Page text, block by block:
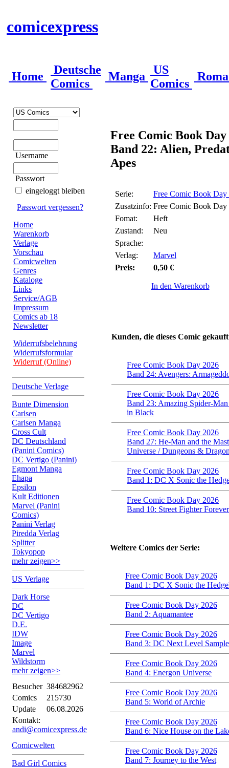
comicexpress
Home
Deutsche
Comics
Manga
US
Comics
Username
Passwort
eingeloggt bleiben
Passwort vergessen?
Home
Warenkorb
Verlage
Vorschau
Comicwelten
Genres
Kataloge
Links
Service/AGB
Impressum
Comics ab 18
Newsletter
Widerrufsbelehrung
Widerrufsformular
Widerruf (Online)
Deutsche Verlage
Bunte Dimension
Carlsen
Carlsen Manga
Cross Cult
DC Deutschland
(Panini Comics)
DC Vertigo (Panini)
Egmont Manga
Ehapa
Epsilon
Kult Editionen
Marvel (Panini
Comics)
Panini Verlag
Piredda Verlag
Splitter
Tokyopop
mehr zeigen>>
US Verlage
Dark Horse
DC
DC Vertigo
D.E.
IDW
Image
Marvel
Wildstorm
mehr zeigen>>
Besucher 384682962
Comics
215730
Update
06.08.2026
Kontakt:
andi@comicexpress.de
Comicwelten
Bad Girl Comics
Free Comic Book Day
Band 22: Alien,
Apes
Serie:
Free Comic Book Day
Zusatzinfo: Free Comic Book Day
Fomat:
Heft
Zustand:
Neu
Sprache:
Verlag:
Marvel
Preis:
0,50 €
In den Warenkorb
Kunden, die dieses Comic
Free Comic Book Day 2026
Band 24: Avengers:
Free Comic Book Day 2026
Band 23: Amazing Spider-
in Black
Free Comic Book Day 2026
Band 27: He-Man and the
Universe / Dungeons &
Free Comic Book Day 2026
Band 1: DC X Sonic the
Free Comic Book Day 2026
Band 10: Street Fighter Forever
Weitere Comics der Serie:
Free Comic Book Day 2026
Band 1: DC X Sonic the
Free Comic Book Day 2026
Band 2: Aquamantee
Free Comic Book Day 2026
Band 3: DC Next Level
Free Comic Book Day 2026
Band 4: Energon Universe
Free Comic Book Day 2026
Band 5: World of Archie
Free Comic Book Day 2026
Band 6: Nice House on the
Free Comic Book Day 2026
Band 7: Journey to the West